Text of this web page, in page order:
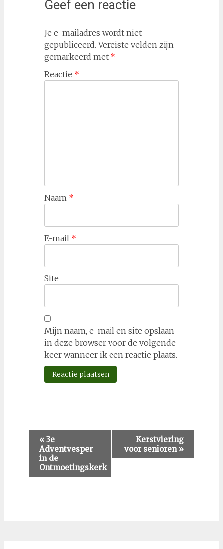
Geef een reactie
Je e-mailadres wordt niet
gepubliceerd. Vereiste velden zijn
gemarkeerd met *
Reactie *
Naam *
E-mail *
Site
Mijn naam, e-mail en site opslaan
in deze browser voor de volgende
keer wanneer ik een reactie plaats.
Evenement
Navigatie
«3e
Adventvesper
in de
Ontmoetingskerk
Kerstviering
voor senioren »